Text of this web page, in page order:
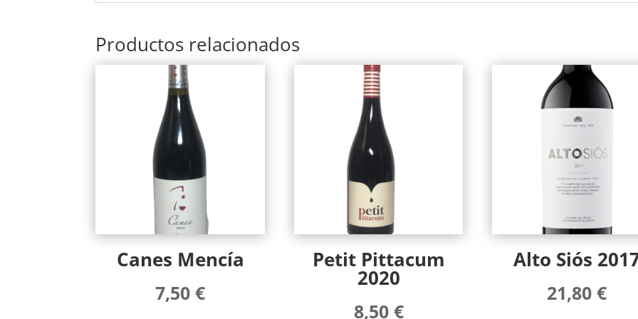
Productos relacionados
Canes Mencía
7,50€
Petit Pittacum
2020
8,50 €
Alto Siós
21,80€